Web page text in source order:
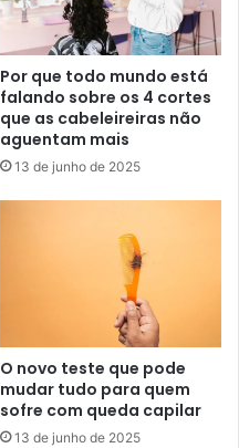
Por que todo mundo está
falando sobre os 4 cortes
que as cabeleireiras não
aguentam mais
13 de junho de 2025
O novo teste que pode
mudar tudo para quem
sofre com queda capilar
13 de junho de 2025